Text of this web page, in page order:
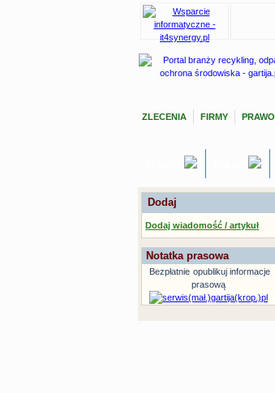
ZLECENIA
FIRMY PRAWO
Dodaj
Dodaj wiadomość / artykuł
Notatka prasowa
Bezpłatnie opublikuj informacje
prasową